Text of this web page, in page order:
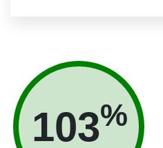
103%